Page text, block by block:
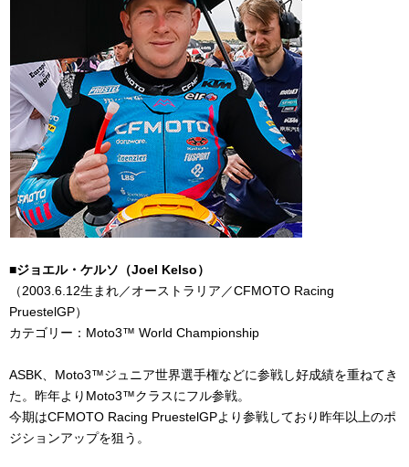
■ジョエル・ケルソ（Joel Kelso）
（2003.6.12生まれ／オーストラリア／CFMOTO Racing
PruestelGP）
カテゴリー： Moto3™ World Championship
ASBK、 Moto3™ジュニア世界選手権などに参戦し好成績を重ねてき
た。昨年より Moto3™クラスにフル参戦。
今期はCFMOTO Racing PruestelGPより参戦しており昨年以上のポ
ジションアップを狙う。